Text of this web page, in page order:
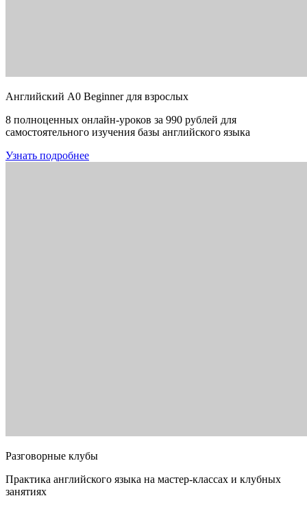
Английский A0 Beginner для взрослых
8 полноценных онлайн-уроков за 990 рублей для
самостоятельного изучения базы английского языка
Узнать подробнее
Разговорные клубы
Практика английского языка на мастер-классах и клубных
занятиях